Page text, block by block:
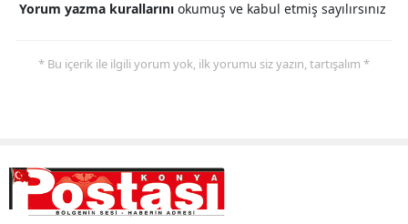
Zonguldak
Yorum yazma kurallarını okumuş ve kabul etmiş sayılırsınız
* Bu içerik ile ilgili yorum yok, ilk yorumu siz yazın, tartışalım *